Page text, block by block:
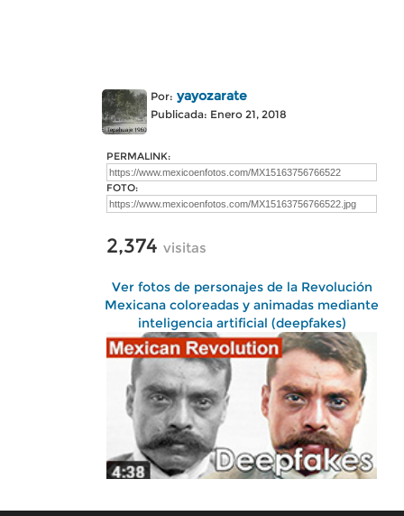
Por: yayozarate
Publicada: Enero 21, 2018
PERMALINK:
FOTO:
2,374 visitas
Ver fotos de personajes de la Revolución
Mexicana coloreadas y animadas mediante
inteligencia artificial (deepfakes)